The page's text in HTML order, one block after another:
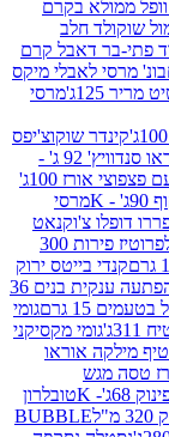
קרם
מיקס
מרסי
מילקה אוראו סנדוויץ' 92 ג' -
מילקה שוקולד חלב עם פצפוצי אורז 100ג'
פרוטיז פירות 300
ירוק
ביצת הפתעה ענקית בנים 36
גומי
מקסיקני
טובלרון